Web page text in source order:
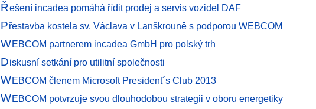
Řešení incadea pomáhá řídit prodej a servis vozidel DAF
Přestavba kostela sv. Václava v Lanškrouně s podporou WEBCOM
WEBCOM partnerem incadea GmbH pro polský trh
Diskusní setkání pro utilitní společnosti
WEBCOM členem Microsoft President´s Club 2013
WEBCOM potvrzuje svou dlouhodobou strategii v oboru energetiky